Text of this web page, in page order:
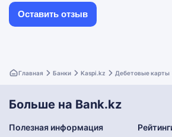
Главная Банки Kaspi.kz Дебетовые карты
Больше на Bank.kz
Полезная информация